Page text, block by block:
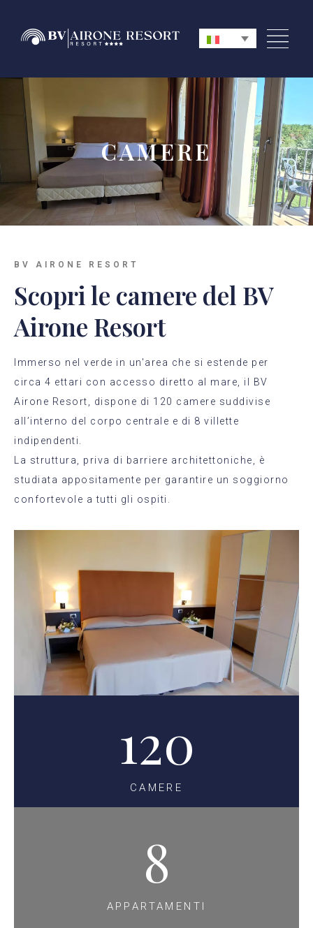
CAMERE
120
CAMERE
8
APPARTAMENTI
BV AIRONE RESORT
Scopri le camere del BV
Airone Resort
Immerso nel verde in un'area che si estende per
circa 4 ettari con accesso diretto al mare, il BV
Airone Resort, dispone di 120 camere suddivise
all’interno del corpo centrale e di 8 villette
indipendenti.
La struttura, priva di barriere architettoniche, è
studiata appositamente per garantire un soggiorno
confortevole a tutti gli ospiti.